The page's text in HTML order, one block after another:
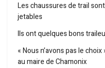
Les chaussures de trail
jetables
Ils ont quelques bons
« Nous n’avons pas le
au maire de Chamonix